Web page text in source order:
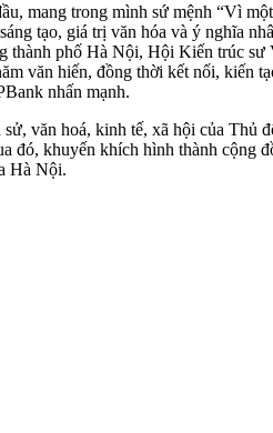
mang trong mình sứ mệnh “Vì
tạo, giá trị văn hóa và ý nghĩa
phố Hà Nội, Hội Kiến trúc
văn hiến, đồng thời kết nối, kiến
nhấn mạnh.
văn hoá, kinh tế, xã hội của Thủ
khuyến khích hình thành cộng
Hà Nội.